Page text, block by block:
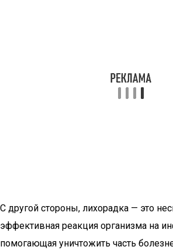
С другой стороны, лихорадка — это
эффективная реакция организма на
помогающая уничтожить часть